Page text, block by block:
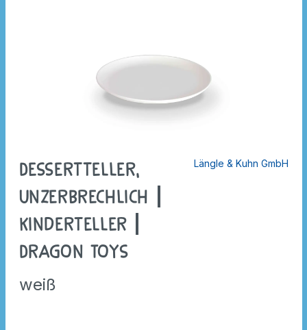
Dessertteller,
unzerbrechlich |
Kinderteller |
Dragon Toys
weiß
Längle & Kuhn GmbH